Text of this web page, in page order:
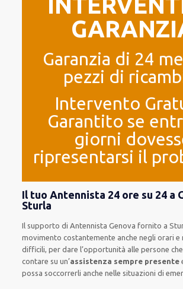
Garanzia di 24
pezzi di
Intervento
Garantito se
giorni
ripresentarsi il
Il tuo Antennista 24 ore su 24 a
Sturla
Il supporto di Antennista Genovafornito a
movimento costantemente anchenegli orari e
difficili, perdare l’opportunità alle persone
contare su un’assistenza sempre presente
possa soccorrerli anchenelle situazioni di